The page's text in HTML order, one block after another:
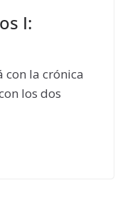
I:
con la crónica
los dos